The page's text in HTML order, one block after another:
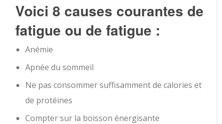
Voici 8 causes courantes de
fatigue ou de fatigue :
Anémie
Apnée du sommeil
Ne pas consommer suffisamment de calories et
de protéines
Compter sur la boisson énergisante